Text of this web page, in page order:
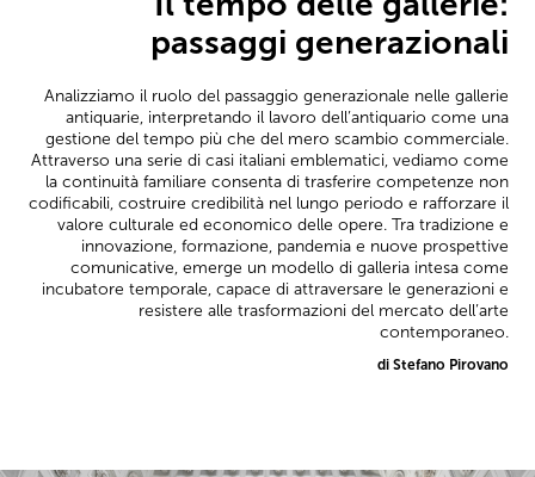
passaggi generazionali
Analizziamo il ruolo del passaggio generazionale nelle gallerie
antiquarie, interpretando il lavoro dell’antiquario come una
gestione del tempo più che del mero scambio commerciale.
Attraverso una serie di casi italiani emblematici, vediamo come
la continuità familiare consenta di trasferire competenze non
codificabili, costruire credibilità nel lungo periodo e rafforzare il
valore culturale ed economico delle opere. Tra tradizione e
innovazione, formazione, pandemia e nuove prospettive
comunicative, emerge un modello di galleria intesa come
incubatore temporale, capace di attraversare le generazioni e
resistere alle trasformazioni del mercato dell’arte
contemporaneo.
di Stefano Pirovano